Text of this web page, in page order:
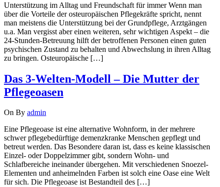
Unterstützung im Alltag und Freundschaft für immer Wenn man
über die Vorteile der osteuropäischen Pflegekräfte spricht, nennt
man meistens die Unterstützung bei der Grundpflege, Arztgängen
u.a. Man vergisst aber einen weiteren, sehr wichtigen Aspekt – die
24-Stunden-Betreuung hilft der betroffenen Personen einen guten
psychischen Zustand zu behalten und Abwechslung in ihren Alltag
zu bringen. Osteuropäische […]
Das 3-Welten-Modell – Die Mutter der
Pflegeoasen
On By admin
Eine Pflegeoase ist eine alternative Wohnform, in der mehrere
schwer pflegebedürftige demenzkranke Menschen gepflegt und
betreut werden. Das Besondere daran ist, dass es keine klassischen
Einzel- oder Doppelzimmer gibt, sondern Wohn- und
Schlafbereiche ineinander übergehen. Mit verschiedenen Snoezel-
Elementen und anheimelnden Farben ist solch eine Oase eine Welt
für sich. Die Pflegeoase ist Bestandteil des […]